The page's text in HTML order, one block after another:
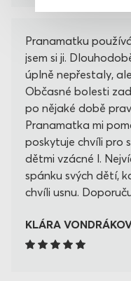
Pranamatku
jsem si ji.
úplně nepřestaly,
Občasné bolesti
po nějaké době
Pranamatka mi
poskytuje chvíli pro
dětmi vzácné l.
spánku svých dětí,
chvíli usnu.
KLÁRA